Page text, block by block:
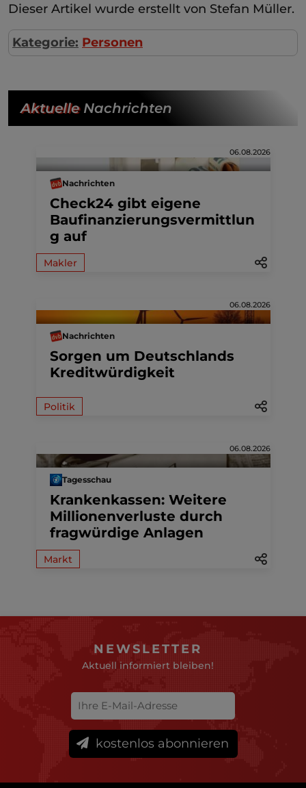
Dieser Artikel wurde erstellt von Stefan Müller.
Kategorie: Personen
AktuelleNachrichten
06.08.2026
Nachrichten
Check24 gibt eigene
Baufinanzierungsvermittlun
g auf
Makler
06.08.2026
Nachrichten
Sorgen um Deutschlands
Kreditwürdigkeit
Politik
06.08.2026
Tagesschau
Krankenkassen: Weitere
Millionenverluste durch
fragwürdige Anlagen
Markt
NEWSLETTER
Aktuell informiert bleiben!
kostenlos abonnieren